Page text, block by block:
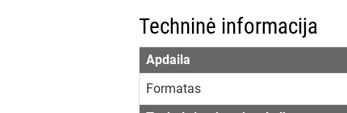
Techninė informacija
Apdaila
Formatas